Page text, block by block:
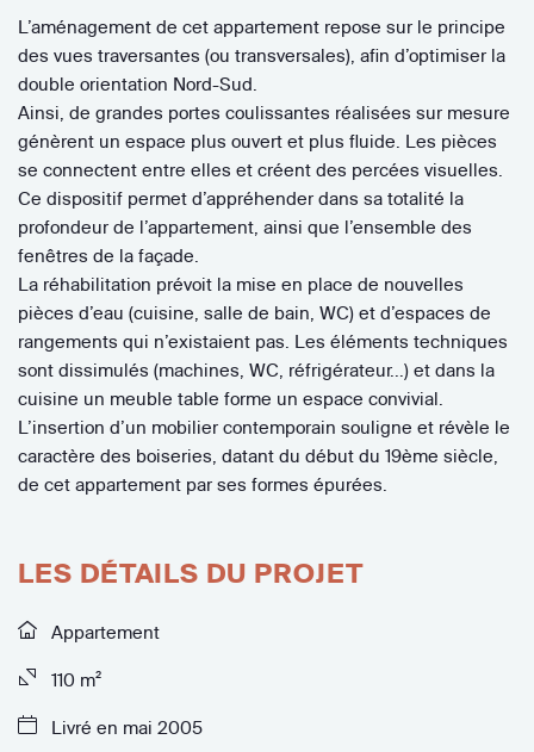
L’aménagement de cet appartement repose sur le principe
des vues traversantes (ou transversales), afin d’optimiser la
double orientation Nord-Sud.
Ainsi, de grandes portes coulissantes réalisées sur mesure
génèrent un espace plus ouvert et plus fluide. Les pièces
se connectent entre elles et créent des percées visuelles.
Ce dispositif permet d’appréhender dans sa totalité la
profondeur de l’appartement, ainsi que l’ensemble des
fenêtres de la façade.
La réhabilitation prévoit la mise en place de nouvelles
pièces d’eau (cuisine, salle de bain, WC) et d’espaces de
rangements qui n’existaient pas. Les éléments techniques
sont dissimulés (machines, WC, réfrigérateur…) et dans la
cuisine un meuble table forme un espace convivial.
L’insertion d’un mobilier contemporain souligne et révèle le
caractère des boiseries, datant du début du 19ème siècle,
de cet appartement par ses formes épurées.
LES DÉTAILS DU PROJET
Appartement
110 m²
Livré en mai 2005